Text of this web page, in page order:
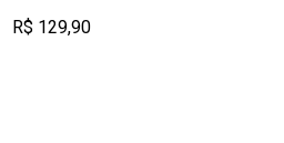
R$ 129,90